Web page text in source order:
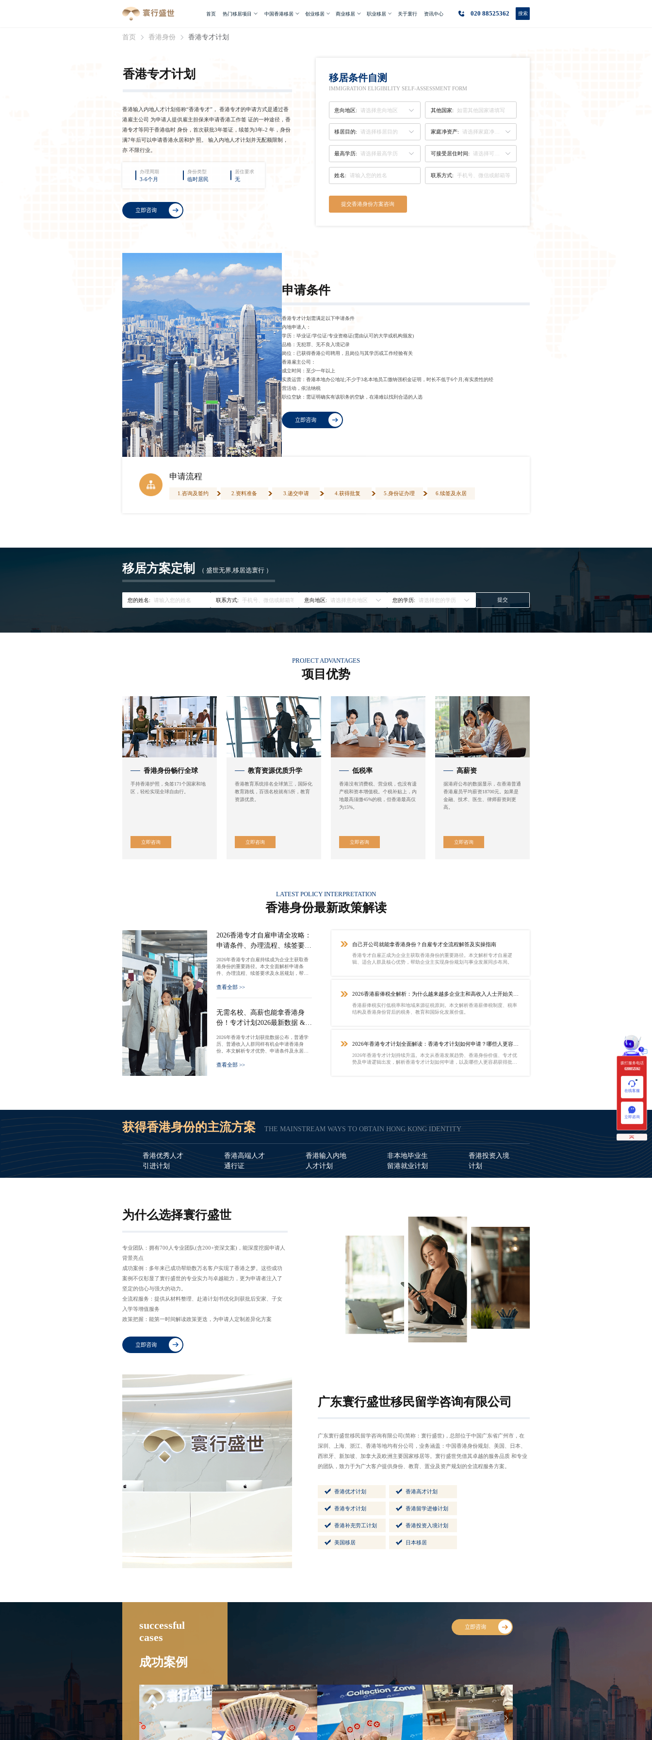
首页 热门移居项目 中国香港移居 创业移居 商业移居 职业移居 关于寰行 资讯中心 020 88525362 搜索
首页 香港身份 香港专才计划
香港专才计划
香港输入内地人才计划俗称“香港专才”， 香港专才的申请方式是通过香
港雇主公司 为申请人提供雇主担保来申请香港工作签 证的一种途径，香
港专才等同于香港临时 身份，首次获批3年签证，续签为3年-2 年，身份
满7年后可以申请香港永居和护 照。 输入内地人才计划并无配额限制，
亦 不限行业。
办理周期
3-6个月
身份类型
临时居民
居住要求
无
立即咨询
移居条件自测
IMMIGRATION ELIGIBILITY SELF-ASSESSMENT FORM
意向地区: 请选择意向地区 其他国家:
移居目的: 请选择移居目的 家庭净资产: 请选择家庭净资产
最高学历: 请选择最高学历 可接受居住时间:
姓名: 联系方式:
提交香港身份方案咨询
申请条件
香港专才计划需满足以下申请条件
内地申请人：
学历：毕业证/学位证/专业资格证(需由认可的大学或机构颁发)
品格：无犯罪、无不良入境记录
岗位：已获得香港公司聘用，且岗位与其学历或工作经验有关
香港雇主公司：
成立时间：至少一年以上
实质运营：香港本地办公地址;不少于3名本地员工缴纳强积金证明，时长不低于6个月;有实质性的经
营活动，依法纳税
职位空缺：需证明确实有该职务的空缺，在港难以找到合适的人选
立即咨询
申请流程
1.咨询及签约 2.资料准备 3.递交申请 4.获得批复 5.身份证办理 6.续签及永居
移居方案定制 （ 盛世无界,移居选寰行 ）
您的姓名: 联系方式: 意向地区: 请选择意向地区 您的学历: 请选择您的学历 提交
PROJECT ADVANTAGES
项目优势
香港身份畅行全球
手持香港护照，免签171个国家和地
区，轻松实现全球自由行。
立即咨询
教育资源优质升学
香港教育系统排名全球第三，国际化
教育路线，百强名校就有5所，教育
资源优质。
立即咨询
低税率
香港没有消费税、营业税，也没有遗
产税和资本增值税。个税补贴上，内
地最高须缴45%的税，但香港最高仅
为15%。
立即咨询
高薪资
据港府公布的数据显示，在香港普通
香港雇员平均薪资18700元。如果是
金融、技术、医生、律师薪资则更
高。
立即咨询
LATEST POLICY INTERPRETATION
香港身份最新政策解读
2026香港专才自雇申请全攻略：
申请条件、办理流程、续签要求
一次讲清
2026年香港专才自雇持续成为企业主获取香
港身份的重要路径。本文全面解析申请条
件、办理流程、续签要求及永居规划，帮助
查看全部 >>
无需名校、高薪也能拿香港身
份！专才计划2026最新数据 &
全攻略
2026年香港专才计划获批数据公布，普通学
历、普通收入人群同样有机会申请香港身
份。本文解析专才优势、申请条件及永居路
遇。
查看全部 >>
自己开公司就能拿香港身份？自雇专才全流程解答及实操指南
香港专才自雇正成为企业主获取香港身份的重要路径。本文解析专才自雇逻
辑、适合人群及核心优势，帮助企业主实现身份规划与事业发展同步布局。
2026香港薪俸税全解析：为什么越来越多企业主和高收入人士开始关注
香港薪俸税实行低税率和地域来源征税原则。本文解析香港薪俸税制度、税率
结构及香港身份背后的税务、教育和国际化发展价值。
2026年香港专才计划全面解读：香港专才计划如何申请？哪些人更容易
2026年香港专才计划持续升温。本文从香港发展趋势、香港身份价值、专才优
势及申请逻辑出发，解析香港专才计划如何申请，以及哪些人更容易获得批
获得香港身份的主流方案 THE MAINSTREAM WAYS TO OBTAIN HONG KONG IDENTITY
香港优秀人才
引进计划
香港高端人才
通行证
香港输入内地
人才计划
非本地毕业生
留港就业计划
香港投资入境
计划
为什么选择寰行盛世
专业团队：拥有700人专业团队(含200+资深文案)，能深度挖掘申请人
背景亮点
成功案例：多年来已成功帮助数万名客户实现了香港之梦。这些成功
案例不仅彰显了寰行盛世的专业实力与卓越能力，更为申请者注入了
坚定的信心与强大的动力。
全流程服务：提供从材料整理、赴港计划书优化到获批后安家、子女
入学等增值服务
政策把握：能第一时间解读政策更迭，为申请人定制差异化方案
立即咨询
广东寰行盛世移民留学咨询有限公司
广东寰行盛世移民留学咨询有限公司(简称：寰行盛世)，总部位于中国广东省广州市，在
深圳、上海、浙江、香港等地均有分公司，业务涵盖：中国香港身份规划、美国、日本、
西班牙、新加坡、加拿大及欧洲主要国家移居等。寰行盛世凭借其卓越的服务品质 和专业
的团队，致力于为广大客户提供身份、教育、置业及资产规划的全流程服务方案。
香港优才计划 香港高才计划
香港专才计划 香港留学进修计划
香港补充劳工计划 香港投资入境计划
美国移居 日本移居
successful
cases
成功案例
立即咨询
拨打服务电话
020 88525362
在线客服
立即咨询